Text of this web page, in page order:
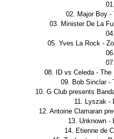
02. Major Boy -
03. Minister De La
05. Yves La Rock -
08. ID vs Celeda - The
09. Bob Sinclar -
10. G Club presents
11. Lyszak -
12. Antoine Clamaran
13. Unknown -
14. Etienne de